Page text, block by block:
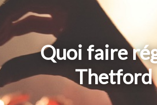
Quoi faire
Thetford